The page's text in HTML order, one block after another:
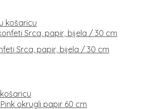
košaricu
Srca, papir, bijela / 30 cm